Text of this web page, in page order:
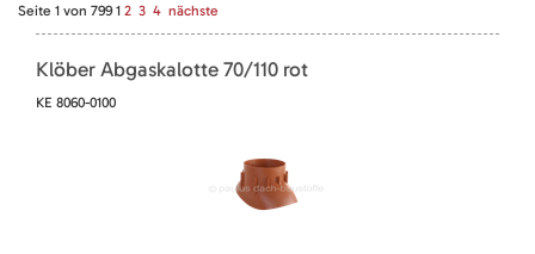
Seite 1 von 799 1 2 3 4 nächste
Klöber Abgaskalotte 70/110 rot
KE 8060-0100